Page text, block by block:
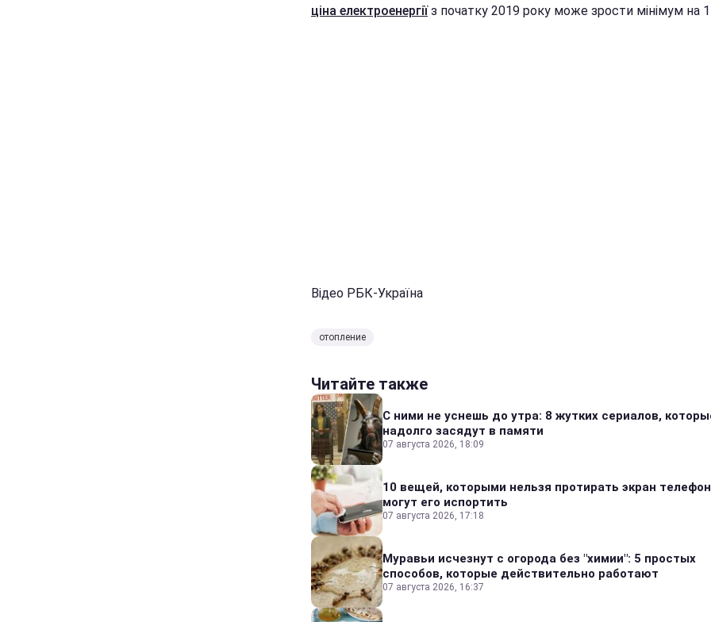
ціна електроенергіїз початку 2019 року може зрости мінімум на
Відео РБК-Україна
отопление
Читайте также
С ними не уснешь до утра: 8 жутких сериалов,
надолго засядут в памяти
07 августа 2026, 18:09
10 вещей, которыми нельзя протирать экран
могут его испортить
07 августа 2026, 17:18
Муравьи исчезнут с огорода без "химии": 5 простых
способов, которые действительно работают
07 августа 2026, 16:37